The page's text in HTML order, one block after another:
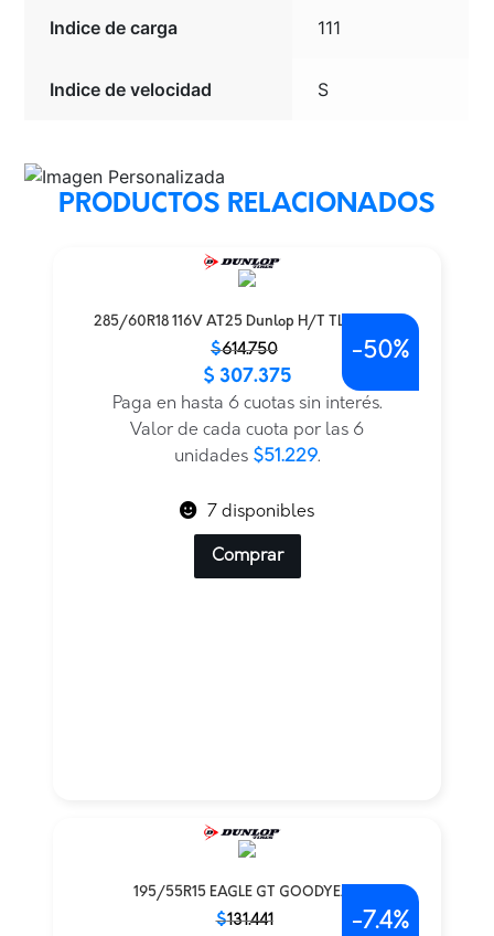
Indice de carga 111
Indice de velocidad S
PRODUCTOS RELACIONADOS
285/60R18 116V AT25 Dunlop H/T TL BLK JAP
$614.750
original
actual
$ 307.375
Paga en hasta 6 cuotas sin interés.
Valor de cada cuota por las 6
unidades $51.229.
-50%
7 disponibles
Comprar
195/55R15 EAGLE GT GOODYEAR
$131.441 -7.4%